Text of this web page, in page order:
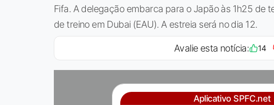
Fifa. A delegação embarca para o Japão às 1h25 de
de treino em Dubai (EAU). A estreia será no dia 12.
Avalie esta notícia: 14
Aplicativo SPFC.net